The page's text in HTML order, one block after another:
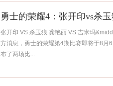
勇士的荣耀4：张开印vs杀
张开印 VS 杀玉狼 龚艳丽 VS 吉米玛
方消息，勇士的荣耀第4期比赛即将于8月
布了两场比...